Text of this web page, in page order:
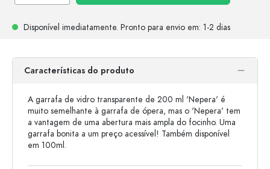
Disponível imediatamente. Pronto para envio em: 1-2 dias
Características do produto
A garrafa de vidro transparente de 200 ml 'Nepera' é
muito semelhante à garrafa de ópera, mas o 'Nepera' tem
a vantagem de uma abertura mais ampla do focinho. Uma
garrafa bonita a um preço acessível! Também disponível
em 100ml.